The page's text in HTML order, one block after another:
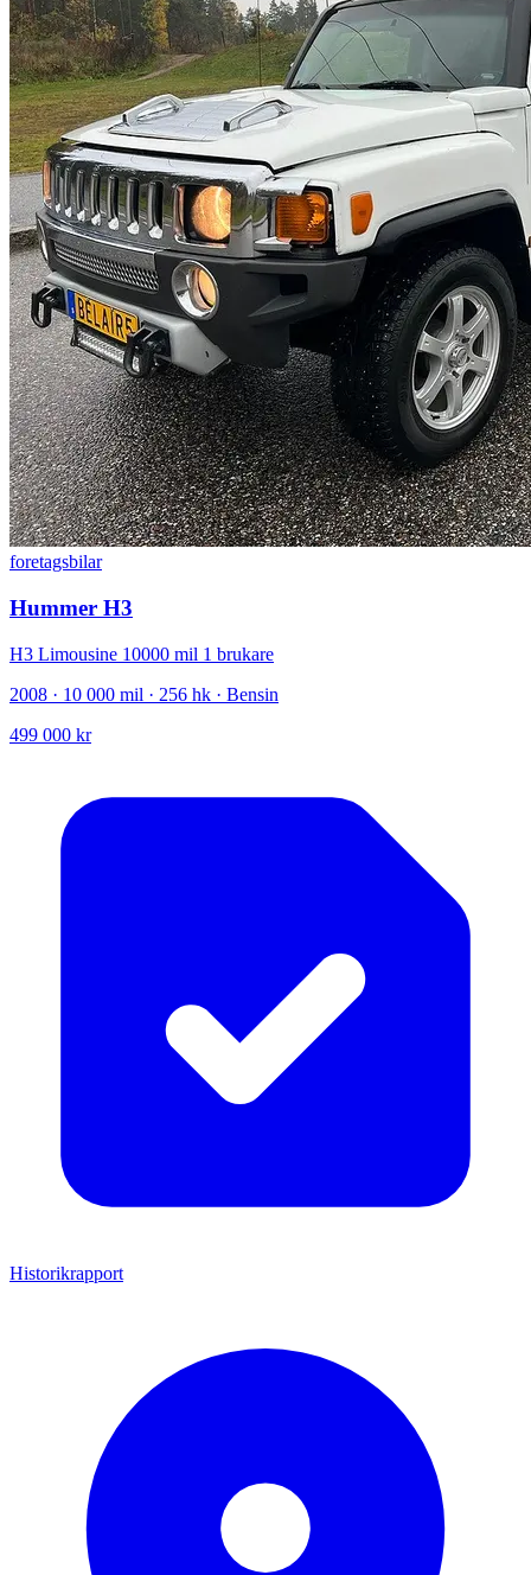
foretagsbilar
Hummer H3
H3 Limousine 10000 mil 1 brukare
2008 · 10 000 mil · 256 hk · Bensin
499 000 kr
Historikrapport